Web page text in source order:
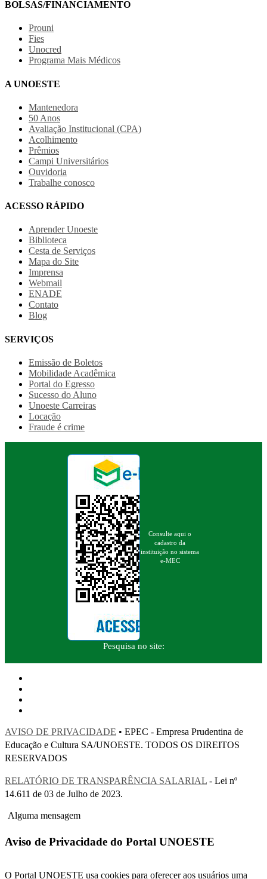
BOLSAS/FINANCIAMENTO
Prouni
Fies
Unocred
Programa Mais Médicos
A UNOESTE
Mantenedora
50 Anos
Avaliação Institucional (CPA)
Acolhimento
Prêmios
Campi Universitários
Ouvidoria
Trabalhe conosco
ACESSO RÁPIDO
Aprender Unoeste
Biblioteca
Cesta de Serviços
Mapa do Site
Imprensa
Webmail
ENADE
Contato
Blog
SERVIÇOS
Emissão de Boletos
Mobilidade Acadêmica
Portal do Egresso
Sucesso do Aluno
Unoeste Carreiras
Locação
Fraude é crime
Consulte aqui o
cadastro da
instituição no sistema
e-MEC
Pesquisa no site:
AVISO DE PRIVACIDADE • EPEC - Empresa Prudentina de
Educação e Cultura SA/UNOESTE. TODOS OS DIREITOS
RESERVADOS
RELATÓRIO DE TRANSPARÊNCIA SALARIAL - Lei nº
14.611 de 03 de Julho de 2023.
Alguma mensagem
Aviso de Privacidade do Portal UNOESTE
O Portal UNOESTE usa cookies para oferecer aos usuários uma